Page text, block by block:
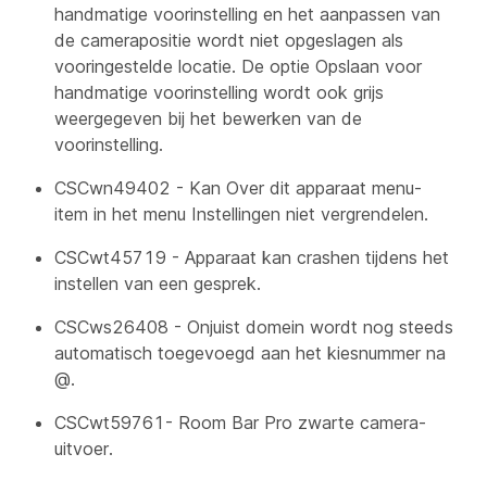
handmatige voorinstelling en het aanpassen van
de camerapositie wordt niet opgeslagen als
vooringestelde locatie. De optie Opslaan voor
handmatige voorinstelling wordt ook grijs
weergegeven bij het bewerken van de
voorinstelling.
CSCwn49402 - Kan Over dit apparaat menu-
item in het menu Instellingen niet vergrendelen.
CSCwt45719 - Apparaat kan crashen tijdens het
instellen van een gesprek.
CSCws26408 - Onjuist domein wordt nog steeds
automatisch toegevoegd aan het kiesnummer na
@.
CSCwt59761- Room Bar Pro zwarte camera-
uitvoer.